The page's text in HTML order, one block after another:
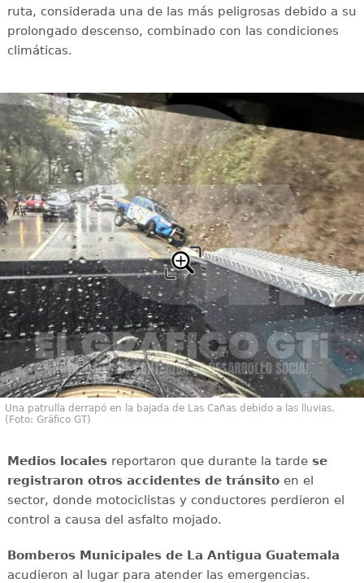
ruta, considerada una de las más peligrosas debido a su
prolongado descenso, combinado con las condiciones
climáticas.
Una patrulla derrapó en la bajada de Las Cañas debido a las lluvias.
(Foto: Gráfico GT)
Medios localesreportaron que durante la tarde se
registraron otros accidentes de tránsitoen el
sector, donde motociclistas y conductores perdieron el
control a causa del asfalto mojado.
Bomberos Municipales de La Antigua Guatemala
acudieron al lugar para atender las emergencias.